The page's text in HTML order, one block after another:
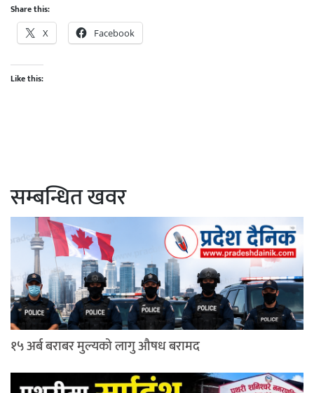
Share this:
X Facebook
Like this:
सम्बन्धित खवर
१५ अर्ब बराबर मुल्यको लागु औषध बरामद